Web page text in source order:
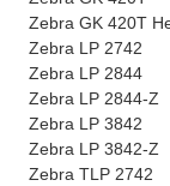
Zebra GK 420T
Zebra LP 2742
Zebra LP 2844
Zebra LP 2844-Z
Zebra LP 3842
Zebra LP 3842-Z
Zebra TLP 2742